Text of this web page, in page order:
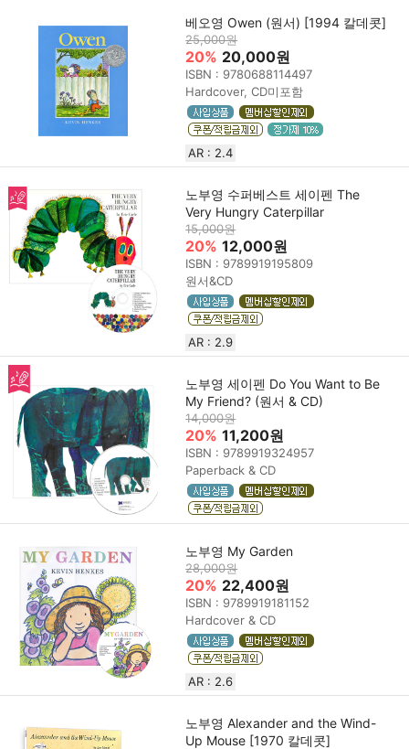
베오영 Owen (원서) [1994 칼데콧]
25,000원
20% 20,000원
ISBN : 9780688114497
Hardcover, CD미포함
AR : 2.4
노부영 수퍼베스트 세이펜 The
Very Hungry Caterpillar
15,000원
20% 12,000원
ISBN : 9789919195809
원서&CD
AR : 2.9
노부영 세이펜 Do You Want to Be
My Friend? (원서 & CD)
14,000원
20% 11,200원
ISBN : 9789919324957
Paperback & CD
노부영 My Garden
28,000원
20% 22,400원
ISBN : 9789919181152
Hardcover & CD
AR : 2.6
노부영 Alexander and the Wind-
Up Mouse [1970 칼데콧]